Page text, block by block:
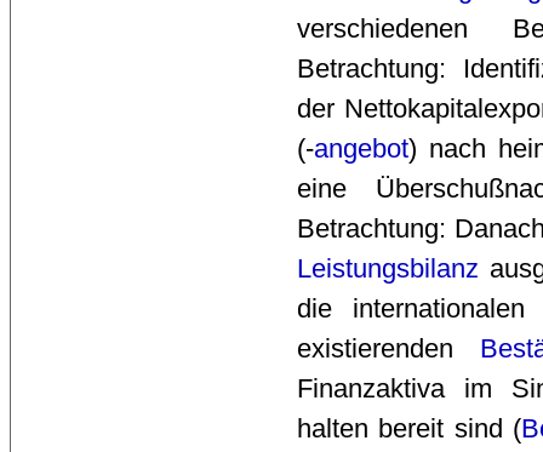
verschiedenen
Betrachtung:
der
(-angebot) nach
eine
Betrachtung:
Leistungsbilanz
die
existierenden
Finanzaktiva im
halten bereit sind (